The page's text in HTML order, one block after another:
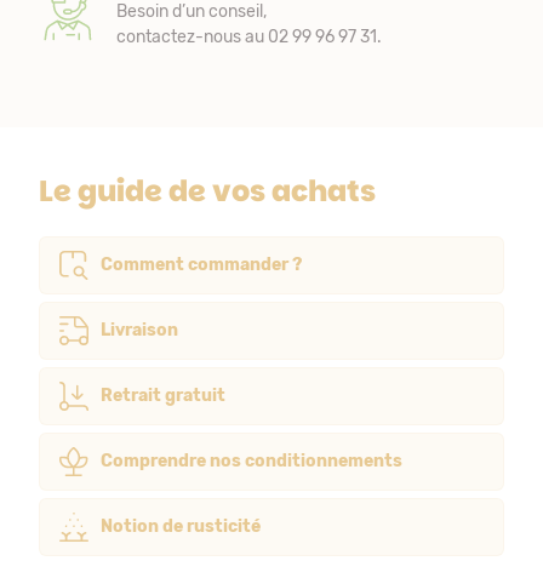
Besoin d’un conseil,
contactez-nous au 02 99 96 97 31.
Le guide de vos achats
Comment commander ?
Livraison
Retrait gratuit
Comprendre nos conditionnements
Notion de rusticité